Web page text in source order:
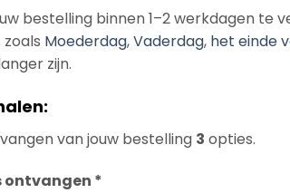
bestelling binnen 1–2 werkdagen te
Moederdag,Vaderdag, het einde
zijn.
van jouw bestelling 3 opties.
ontvangen *